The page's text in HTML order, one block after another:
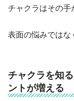
チャクラはその手
表面の悩みではな
チャクラを知
ントが増える